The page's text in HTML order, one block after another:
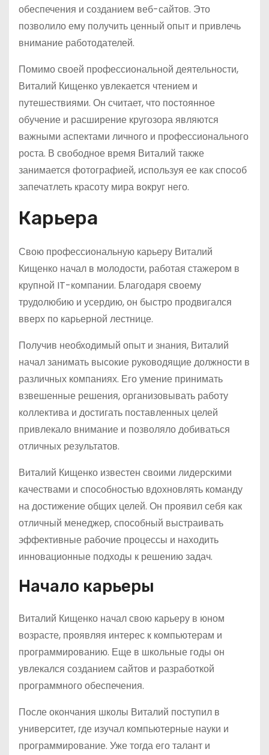
обеспечения и созданием веб-сайтов. Это
позволило ему получить ценный опыт и привлечь
внимание работодателей.
Помимо своей профессиональной деятельности,
Виталий Кищенко увлекается чтением и
путешествиями. Он считает, что постоянное
обучение и расширение кругозора являются
важными аспектами личного и профессионального
роста. В свободное время Виталий также
занимается фотографией, используя ее как способ
запечатлеть красоту мира вокруг него.
Карьера
Свою профессиональную карьеру Виталий
Кищенко начал в молодости, работая стажером в
крупной IT-компании. Благодаря своему
трудолюбию и усердию, он быстро продвигался
вверх по карьерной лестнице.
Получив необходимый опыт и знания, Виталий
начал занимать высокие руководящие должности в
различных компаниях. Его умение принимать
взвешенные решения, организовывать работу
коллектива и достигать поставленных целей
привлекало внимание и позволяло добиваться
отличных результатов.
Виталий Кищенко известен своими лидерскими
качествами и способностью вдохновлять команду
на достижение общих целей. Он проявил себя как
отличный менеджер, способный выстраивать
эффективные рабочие процессы и находить
инновационные подходы к решению задач.
Начало карьеры
Виталий Кищенко начал свою карьеру в юном
возрасте, проявляя интерес к компьютерам и
программированию. Еще в школьные годы он
увлекался созданием сайтов и разработкой
программного обеспечения.
После окончания школы Виталий поступил в
университет, где изучал компьютерные науки и
программирование. Уже тогда его талант и